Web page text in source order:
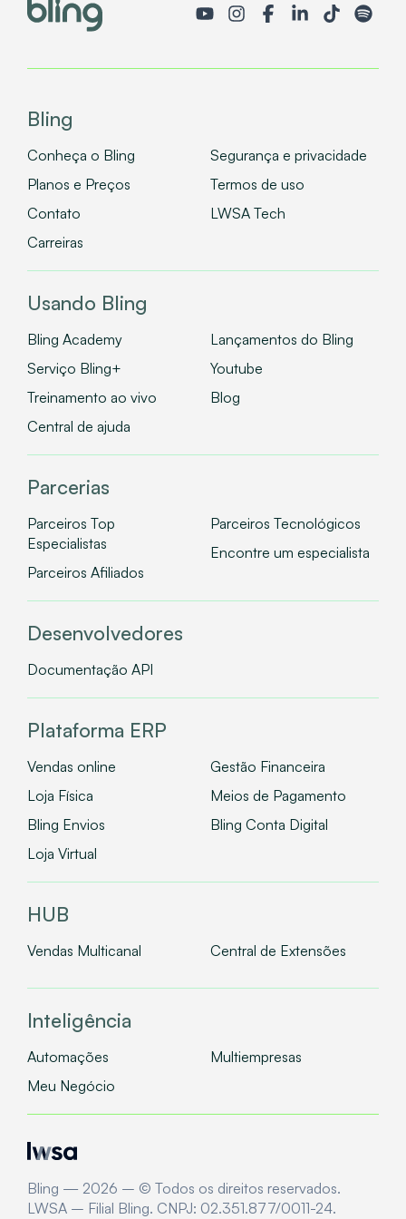
Bling
Conheça o Bling
Planos e Preços
Contato
Carreiras
Segurança e privacidade
Termos de uso
LWSA Tech
Usando Bling
Bling Academy
Serviço Bling+
Treinamento ao vivo
Central de ajuda
Lançamentos do Bling
Youtube
Blog
Parcerias
Parceiros Top
Especialistas
Parceiros Afiliados
Parceiros Tecnológicos
Encontre um especialista
Desenvolvedores
Documentação API
Plataforma ERP
Vendas online
Loja Física
Bling Envios
Loja Virtual
Gestão Financeira
Meios de Pagamento
Bling Conta Digital
HUB
Vendas Multicanal Central de Extensões
Inteligência
Automações
Meu Negócio
Multiempresas
Bling — 2026 – © Todos os direitos reservados.
LWSA – Filial Bling. CNPJ: 02.351.877/0011-24.